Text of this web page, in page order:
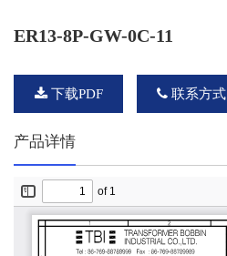
ER13-8P-GW-0C-11
下载PDF 联系方式
产品详情